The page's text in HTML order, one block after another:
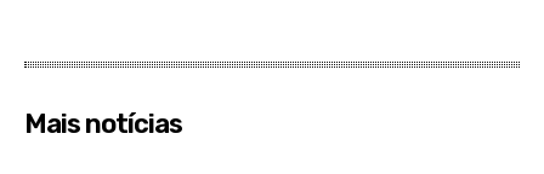
Mais notícias